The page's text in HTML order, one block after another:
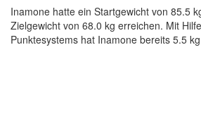
Inamone hatte ein Startgewicht von 85.5
Zielgewicht von 68.0 kg erreichen. Mit
Punktesystems hat Inamone bereits 5.5